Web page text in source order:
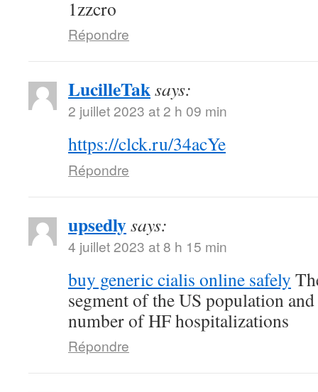
1zzcro
Répondre
LucilleTaksays:
2 juillet 2023 at 2 h 09 min
https://clck.ru/34acYe
Répondre
upsedlysays:
4 juillet 2023 at 8 h 15 min
buy generic cialis online safely
segment of the US population
number of HF hospitalizations
Répondre